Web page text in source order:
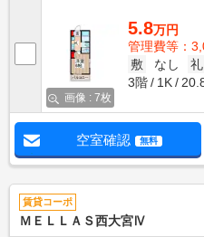
画像 : 7枚
5.8万円
管理費等：
敷
なし 礼
3階
1K
空室確認 無料
賃貸コーポ
ＭＥＬＬＡＳ西大宮Ⅳ